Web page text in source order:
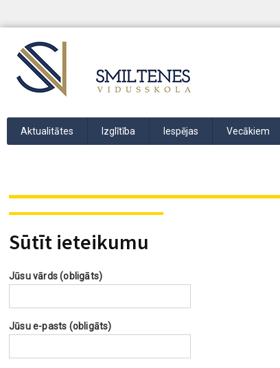
Aktualitātes Izglītība Iespējas Vecākiem
Sūtīt ieteikumu
Jūsu vārds (obligāts)
Jūsu e-pasts (obligāts)